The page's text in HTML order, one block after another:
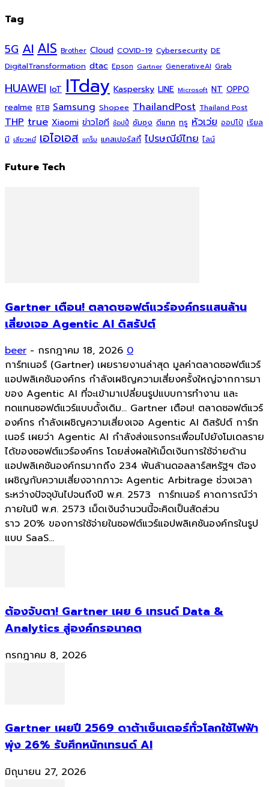
Tag
5G AI AIS Brother Cloud COVID-19 Cybersecurity DE
DigitalTransformation dtac Epson Gartner GenerativeAI Grab
HUAWEI IoT ITday Kaspersky LINE Microsoft NT OPPO
realme RTB Samsung Shopee ThailandPost Thailand Post
THP true Xiaomi ข่าวไอที ช้อปปี้ ซัมซุง ดีแทค ทรู หัวเว่ย ออปโป้ เรียล
มี เสียวหมี่ เอไอเอส แกร็บ แคสเปอร์สกี้ ไปรษณีย์ไทย ไลน์
Future Tech
Gartner เตือน! ตลาดซอฟต์แวร์องค์กรแสนล้าน
เสี่ยงเจอ Agentic AI ดิสรัปต์
beer - กรกฎาคม 18, 2026 0
การ์ทเนอร์ (Gartner) เผยรายงานล่าสุด มูลค่าตลาดซอฟต์แวร์
แอปพลิเคชันองค์กร กำลังเผชิญความเสี่ยงครั้งใหญ่จากการมา
ของ Agentic AI ที่จะเข้ามาเปลี่ยนรูปแบบการทำงาน และ
ทดแทนซอฟต์แวร์แบบดั้งเดิม... Gartner เตือน! ตลาดซอฟต์แวร์
องค์กร กำลังเผชิญความเสี่ยงเจอ Agentic AI ดิสรัปต์ การ์ท
เนอร์ เผยว่า Agentic AI กำลังส่งแรงกระเพื่อมไปยังโมเดลราย
ได้ของซอฟต์แวร์องค์กร โดยส่งผลให้เม็ดเงินการใช้จ่ายด้าน
แอปพลิเคชันองค์กรมากถึง 234 พันล้านดอลลาร์สหรัฐฯ ต้อง
เผชิญกับความเสี่ยงจากภาวะ Agentic Arbitrage ช่วงเวลา
ระหว่างปัจจุบันไปจนถึงปี พ.ศ. 2573 การ์ทเนอร์ คาดการณ์ว่า
ภายในปี พ.ศ. 2573 เม็ดเงินจำนวนนี้จะคิดเป็นสัดส่วน
ราว 20% ของการใช้จ่ายในซอฟต์แวร์แอปพลิเคชันองค์กรในรูป
แบบ SaaS...
ต้องจับตา! Gartner เผย 6 เทรนด์ Data &
Analytics สู่องค์กรอนาคต
กรกฎาคม 8, 2026
Gartner เผยปี 2569 ดาต้าเซ็นเตอร์ทั่วโลกใช้ไฟฟ้า
พุ่ง 26% รับศึกหนักเทรนด์ AI
มิถุนายน 27, 2026